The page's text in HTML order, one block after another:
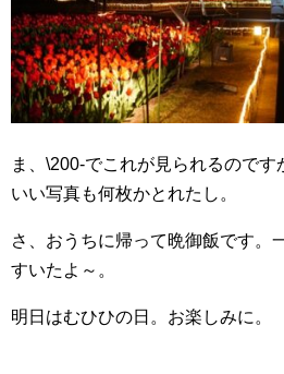
ま、\200-でこれが見られるのです
いい写真も何枚かとれたし。
さ、おうちに帰って晩御飯です。
すいたよ～。
明日はむひひの日。お楽しみに。